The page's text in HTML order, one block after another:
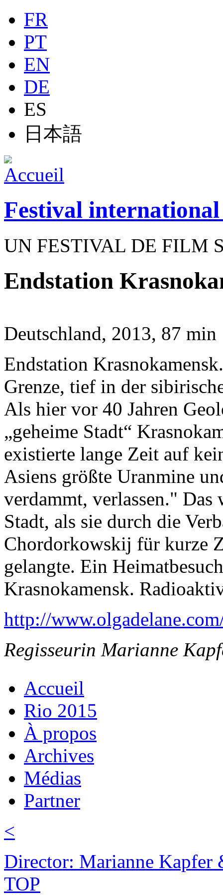
Jump to navigation
FR
PT
EN
DE
ES
日本語
Festival
UN FESTIVAL DE FILM
Endstation
Deutschland, 2013, 87 min
Endstation
Grenze, tief in der
Als hier vor 40 Jahren
„geheime Stadt“
existierte lange Zeit auf
Asiens größte Uranmine
verdammt, verlassen."
Stadt, als sie durch die
Chordorkowskij für kurze
gelangte. Ein
Krasnokamensk.
http://
Regisseurin Marianne
Accueil
Rio 2015
À propos
Archives
Médias
Partner
<
Director: Marianne Kapfer
TOP